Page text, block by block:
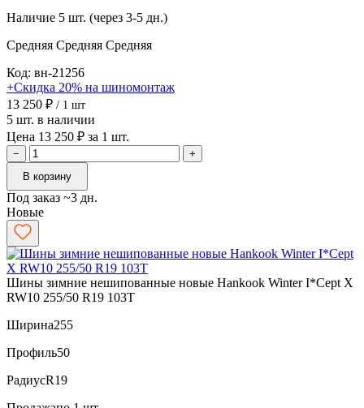
Наличие 5 шт. (через 3-5 дн.)
Средняя Средняя Средняя
Код: вн-21256
+Скидка 20% на шиномонтаж
13 250 ₽ / 1 шт
5 шт. в наличии
Цена 13 250 ₽ за 1 шт.
−
+
В корзину
Под заказ ~3 дн.
Новые
Шины зимние нешипованные новые Hankook Winter I*Cept X
RW10 255/50 R19 103T
Ширина255
Профиль50
РадиусR19